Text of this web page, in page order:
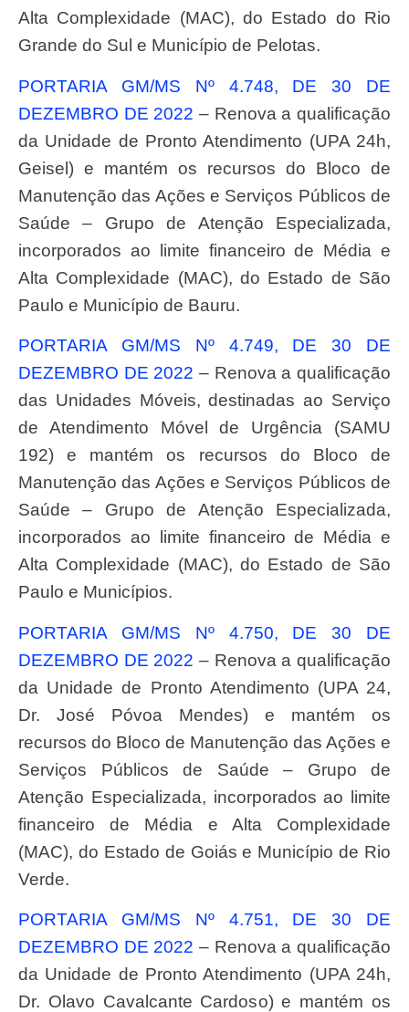
Alta Complexidade (MAC), do Estado do Rio
Grande do Sul e Município de Pelotas.
PORTARIA GM/MS Nº 4.748, DE 30 DE
DEZEMBRO DE 2022 – Renova a qualificação
da Unidade de Pronto Atendimento (UPA 24h,
Geisel) e mantém os recursos do Bloco de
Manutenção das Ações e Serviços Públicos de
Saúde – Grupo de Atenção Especializada,
incorporados ao limite financeiro de Média e
Alta Complexidade (MAC), do Estado de São
Paulo e Município de Bauru.
PORTARIA GM/MS Nº 4.749, DE 30 DE
DEZEMBRO DE 2022 – Renova a qualificação
das Unidades Móveis, destinadas ao Serviço
de Atendimento Móvel de Urgência (SAMU
192) e mantém os recursos do Bloco de
Manutenção das Ações e Serviços Públicos de
Saúde – Grupo de Atenção Especializada,
incorporados ao limite financeiro de Média e
Alta Complexidade (MAC), do Estado de São
Paulo e Municípios.
PORTARIA GM/MS Nº 4.750, DE 30 DE
DEZEMBRO DE 2022 – Renova a qualificação
da Unidade de Pronto Atendimento (UPA 24,
Dr. José Póvoa Mendes) e mantém os
recursos do Bloco de Manutenção das Ações e
Serviços Públicos de Saúde – Grupo de
Atenção Especializada, incorporados ao limite
financeiro de Média e Alta Complexidade
(MAC), do Estado de Goiás e Município de Rio
Verde.
PORTARIA GM/MS Nº 4.751, DE 30 DE
DEZEMBRO DE 2022 – Renova a qualificação
da Unidade de Pronto Atendimento (UPA 24h,
Dr. Olavo Cavalcante Cardoso) e mantém os